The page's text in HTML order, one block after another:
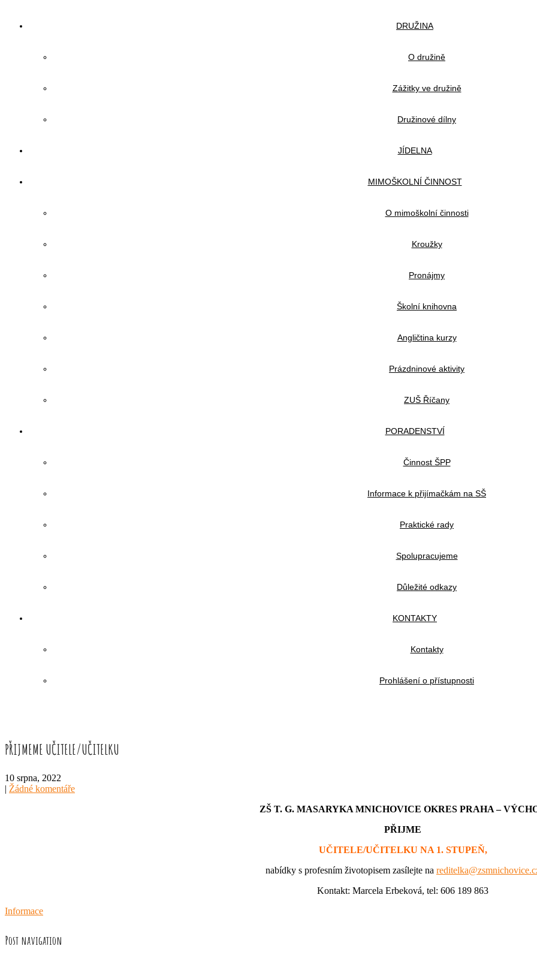
DRUŽINA
O družině
Zážitky ve družině
Družinové dílny
JÍDELNA
MIMOŠKOLNÍ ČINNOST
O mimoškolní činnosti
Kroužky
Pronájmy
Školní knihovna
Angličtina kurzy
Prázdninové aktivity
ZUŠ Říčany
PORADENSTVÍ
Činnost ŠPP
Informace k přijímačkám na SŠ
Praktické rady
Spolupracujeme
Důležité odkazy
KONTAKTY
Kontakty
Prohlášení o přístupnosti
PŘIJMEME UČITELE/UČITELKU
10 srpna, 2022
| Žádné komentáře
ZŠ T. G. MASARYKA MNICHOVICE OKRES PRAHA –
PŘIJME
UČITELE/UČITELKU NA 1. STUPEŇ,
nabídky s profesním životopisem zasílejte na
Kontakt: Marcela Erbeková, tel: 606 189 863
Informace
Post navigation